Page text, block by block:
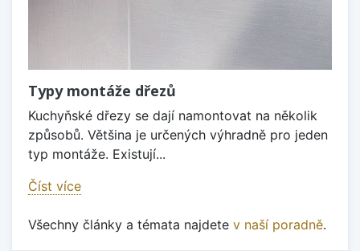
Typy montáže dřezů
Kuchyňské dřezy se dají namontovat na několik
způsobů. Většina je určených výhradně pro jeden
typ montáže. Existují...
Číst více
Všechny články a témata najdete v naší poradně.